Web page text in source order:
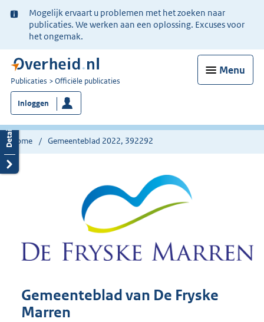
Ter
informatie:
Mogelijk ervaart u problemen met het zoeken naar
publicaties. We werken aan een oplossing. Excuses voor
het ongemak.
Menu
U
bent
nu
hier:
Publicaties Officiële publicaties
Inloggen
Home Gemeenteblad 2022, 392292
Gemeenteblad van De Fryske
Marren